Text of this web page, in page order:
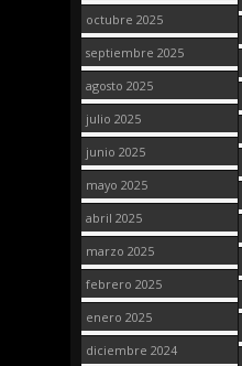
octubre 2025
septiembre 2025
agosto 2025
julio 2025
junio 2025
mayo 2025
abril 2025
marzo 2025
febrero 2025
enero 2025
diciembre 2024